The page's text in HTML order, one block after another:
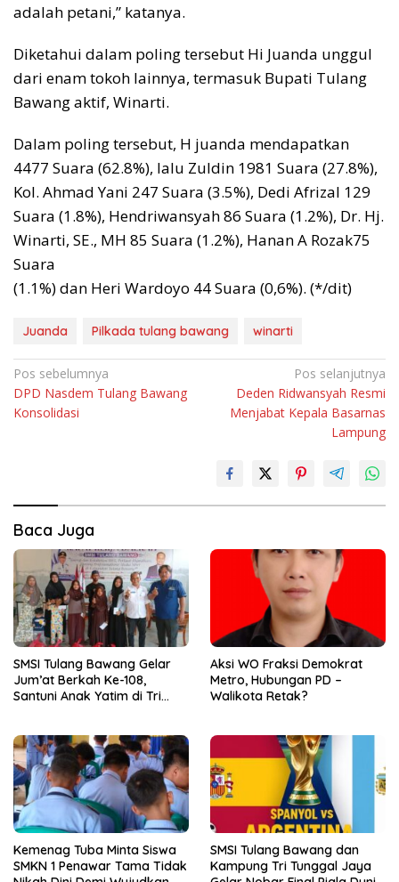
adalah petani,” katanya.
Diketahui dalam poling tersebut Hi Juanda unggul
dari enam tokoh lainnya, termasuk Bupati Tulang
Bawang aktif, Winarti.
Dalam poling tersebut, H juanda mendapatkan
4477 Suara (62.8%), lalu Zuldin 1981 Suara (27.8%),
Kol. Ahmad Yani 247 Suara (3.5%), Dedi Afrizal 129
Suara (1.8%), Hendriwansyah 86 Suara (1.2%), Dr. Hj.
Winarti, SE., MH 85 Suara (1.2%), Hanan A Rozak75
Suara
(1.1%) dan Heri Wardoyo 44 Suara (0,6%). (*/dit)
Juanda Pilkada tulang bawang winarti
Navigasi
pos
Pos sebelumnya
DPD Nasdem Tulang Bawang
Konsolidasi
Pos selanjutnya
Deden Ridwansyah Resmi
Menjabat Kepala Basarnas
Lampung
Baca Juga
SMSI Tulang Bawang Gelar
Jum’at Berkah Ke-108,
Santuni Anak Yatim di Tri
Aksi WO Fraksi Demokrat
Metro, Hubungan PD –
Walikota Retak?
Kemenag Tuba Minta Siswa
SMKN 1 Penawar Tama Tidak
SMSI Tulang Bawang dan
Kampung Tri Tunggal Jaya